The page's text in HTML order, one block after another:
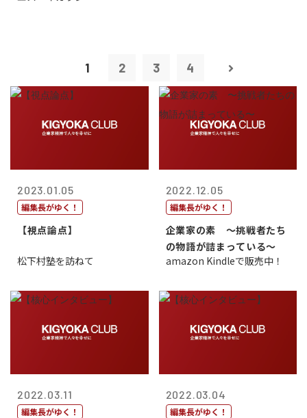
1 2 3 4
2023.01.05
編集長がゆく！
【視点論点】
松下村塾を訪ねて
2022.12.05
編集長がゆく！
企業家の素 〜挑戦者たち
の物語が詰まっている〜
amazon Kindleで販売中！
2022.03.11
編集長がゆく！
2022.03.04
編集長がゆく！